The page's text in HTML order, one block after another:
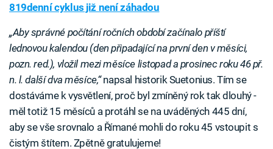
819denní cyklus již není záhadou
„Aby správné počítání ročních období začínalo příští
lednovou kalendou (den připadající na první den v měsíci,
pozn. red.), vložil mezi měsíce listopad a prosinec roku 46 př.
n. l. další dva měsíce,“napsal historik Suetonius. Tím se
dostáváme k vysvětlení, proč byl zmíněný rok tak dlouhý -
měl totiž 15 měsíců a protáhl se na uváděných 445 dní,
aby se vše srovnalo a Římané mohli do roku 45 vstoupit s
čistým štítem. Zpětně gratulujeme!